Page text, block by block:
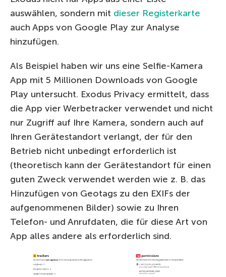
auswählen, sondern mit dieser Registerkarte
auch Apps von Google Play zur Analyse
hinzufügen.
Als Beispiel haben wir uns eine Selfie-Kamera
App mit 5 Millionen Downloads von Google
Play untersucht. Exodus Privacy ermittelt, dass
die App vier Werbetracker verwendet und nicht
nur Zugriff auf Ihre Kamera, sondern auch auf
Ihren Gerätestandort verlangt, der für den
Betrieb nicht unbedingt erforderlich ist
(theoretisch kann der Gerätestandort für einen
guten Zweck verwendet werden wie z. B. das
Hinzufügen von Geotags zu den EXIFs der
aufgenommenen Bilder) sowie zu Ihren
Telefon- und Anrufdaten, die für diese Art von
App alles andere als erforderlich sind.